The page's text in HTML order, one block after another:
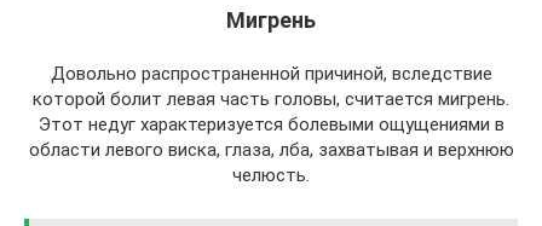
Мигрень
Довольно распространенной причиной, вследствие
которой болит левая часть головы, считается мигрень.
Этот недуг характеризуется болевыми ощущениями в
области левого виска, глаза, лба, захватывая и верхнюю
челюсть.